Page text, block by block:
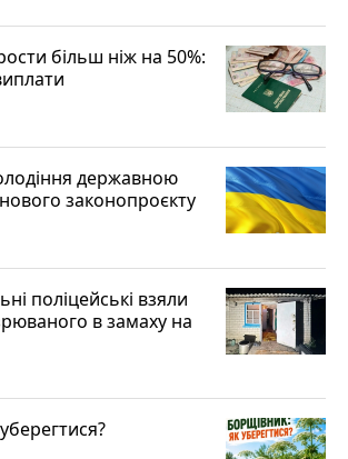
більш ніж на 50%:
державною
законопроєкту
поліцейські взяли
в замаху на